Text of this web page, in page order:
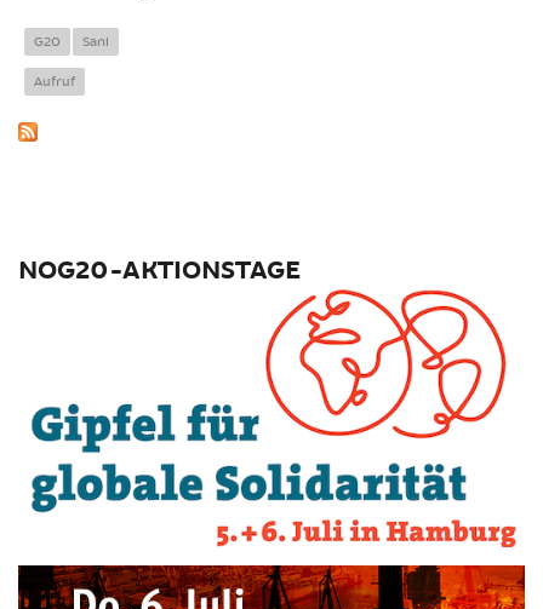
G20 Sani
Aufruf
NOG20-AKTIONSTAGE